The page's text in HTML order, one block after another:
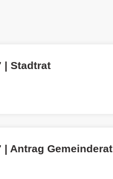
| Stadtrat
| Antrag Gemeinderat